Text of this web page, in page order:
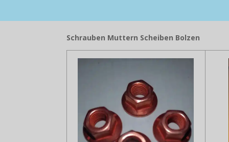
Schrauben Muttern Scheiben Bolzen